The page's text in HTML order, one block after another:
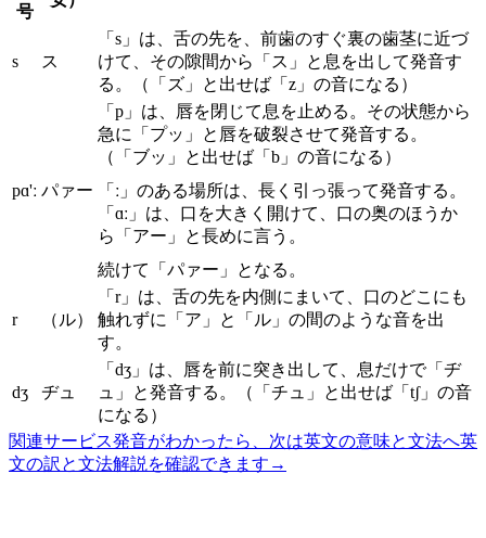
号
s ス
「s」は、舌の先を、前歯のすぐ裏の歯茎に近づ
けて、その隙間から「ス」と息を出して発音す
る。（「ズ」と出せば「z」の音になる）
pɑ'ː パァー
「p」は、唇を閉じて息を止める。その状態から
急に「プッ」と唇を破裂させて発音する。
（「ブッ」と出せば「b」の音になる）
「ː」のある場所は、長く引っ張って発音する。
「ɑː」は、口を大きく開けて、口の奥のほうか
ら「アー」と長めに言う。
続けて「パァー」となる。
r （ル）
「r」は、舌の先を内側にまいて、口のどこにも
触れずに「ア」と「ル」の間のような音を出
す。
dʒ ヂュ
「dʒ」は、唇を前に突き出して、息だけで「ヂ
ュ」と発音する。（「チュ」と出せば「tʃ」の音
になる）
関連サービス発音がわかったら、次は英文の意味と文法へ英
文の訳と文法解説を確認できます →